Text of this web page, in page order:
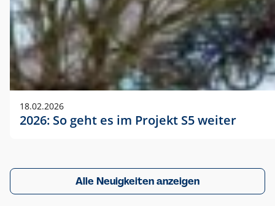
18.02.2026
2026: So geht es im Projekt S5 weiter
Alle Neuigkeiten anzeigen